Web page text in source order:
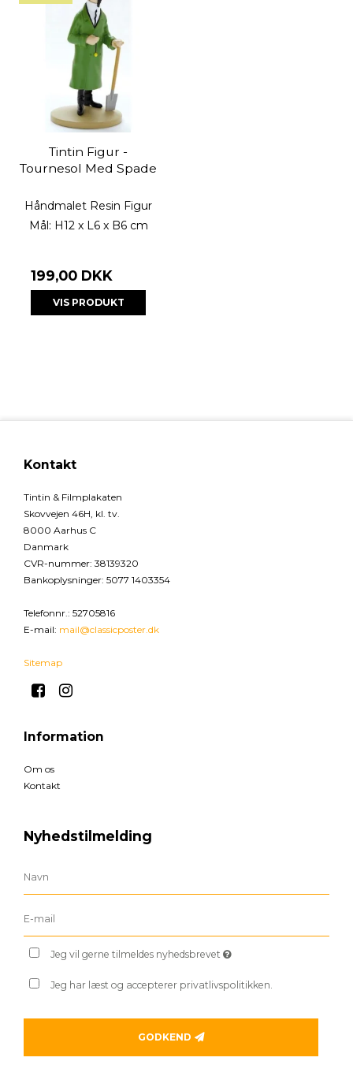
Tintin Figur -
Tournesol Med Spade
Håndmalet Resin Figur
Mål: H12 x L6 x B6 cm
199,00 DKK
VIS PRODUKT
Kontakt
Tintin & Filmplakaten
Skovvejen 46H, kl. tv.
8000 Aarhus C
Danmark
CVR-nummer: 38139320
Bankoplysninger: 5077 1403354
Telefonnr.: 52705816
E-mail: mail@classicposter.dk
Sitemap
Information
Om os
Kontakt
Nyhedstilmelding
Jeg vil gerne tilmeldes nyhedsbrevet
Jeg har læst og accepterer privatlivspolitikken.
GODKEND